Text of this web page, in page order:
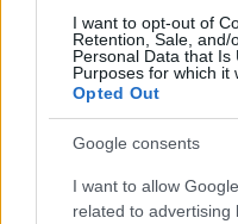
I want to opt-out of
Retention, Sale, and/
Personal Data that Is
Purposes for which it
Opted Out
Google consents
I want to allow
related to advertising
megismerkedni velük
tanácsot igénybe
Ha érdeklődsz a
Vállalkozási
képzésünket!